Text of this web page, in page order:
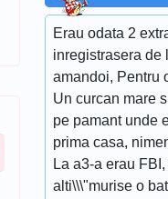
Erau odata 2
inregistrasera de
amandoi, Pentru
Un curcan mare
pe pamant unde
prima casa,
La a3-a erau
alti\\\"murise o